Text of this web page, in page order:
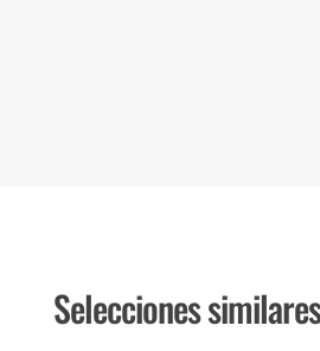
Selecciones similares